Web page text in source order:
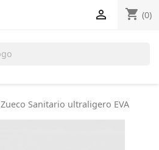
shopping_cart (0)

Zueco Sanitario ultraligero EVA